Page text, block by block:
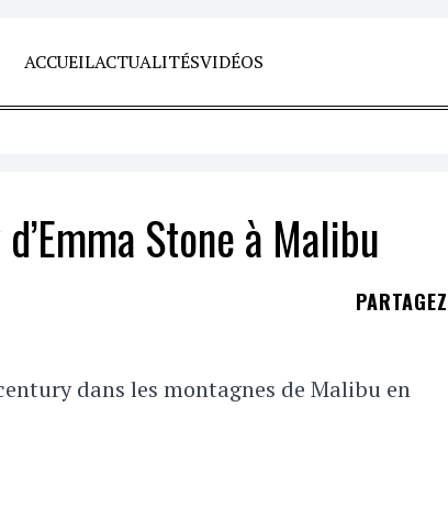
ACCUEILACTUALITÉSVIDÉOS
Stone à Malibu
PARTAGEZ
dans les montagnes de Malibu en